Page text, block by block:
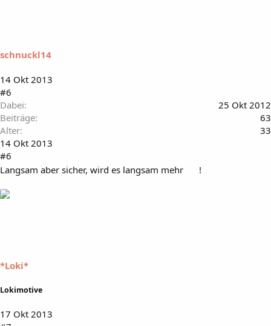
schnuckl14
14 Okt 2013
#6
Dabei
25 Okt 2012
Beiträge
63
Alter
33
14 Okt 2013
#6
Langsam aber sicher, wird es langsam mehr
!
*Loki*
Lokimotive
17 Okt 2013